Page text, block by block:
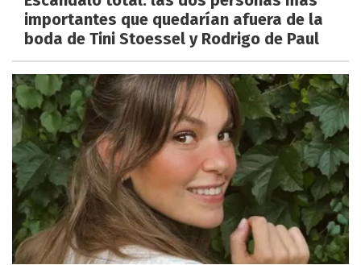
importantes que quedarían afuera de la
boda de Tini Stoessel y Rodrigo de Paul